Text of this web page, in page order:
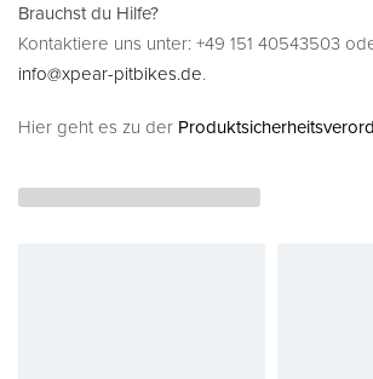
Brauchst du Hilfe?
Kontaktiere uns unter: +49 151 40543503
info@xpear-pitbikes.de.
Hier geht es zu der